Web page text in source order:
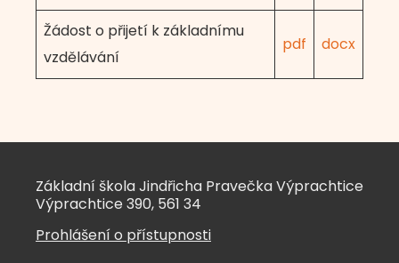
Žádost o přijetí k základnímu
vzdělávání
pdf docx
Základní škola Jindřicha Pravečka Výprachtice
Výprachtice 390, 561 34
Prohlášení o přístupnosti